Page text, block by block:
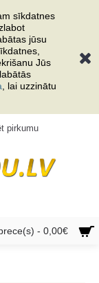
sīkdatnes
jūsu
Jūs
, lai uzzinātu
pirkumu
- 0,00€